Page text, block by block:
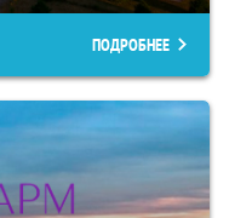
ПОДРОБНЕЕ